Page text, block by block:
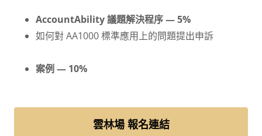
AccountAbility 議題解決程序 — 5%
如何對 AA1000 標準應用上的問題提出申訴
案例 — 10%
雲林場 報名連結